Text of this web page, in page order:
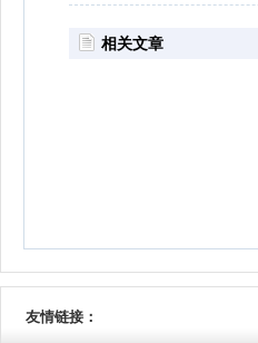
相关文章
友情链接：